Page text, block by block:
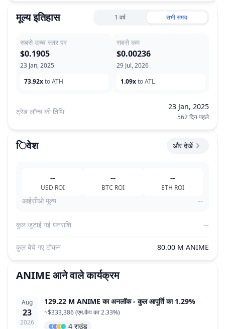
मूल्य इतिहास 1 वर्ष सभी समय
सबसे उच्च स्तर पर
23 Jan, 2025
$0.1905
73.92xto ATH
सबसे कम
29 Jul, 2026
$0.00236
1.09xto ATL
ट्रेड लॉन्च की तिथि
23 Jan, 2025
562 दिन पहले
िवेश और देखें
--
USD ROI
--
BTC ROI
--
ETH ROI
आईसीओ मूल्य --
कुल जुटाई गई धनराशि --
कुल बेचे गए टोकन 80.00 M ANIME
ANIME आने वाले कार्यक्रम
Aug
23
2026
129.22 M ANIME का अनलॉक - कुल आपूर्ति का 1.29%
~$333,386(एम.कैप का 2.33%)
4 राउंड